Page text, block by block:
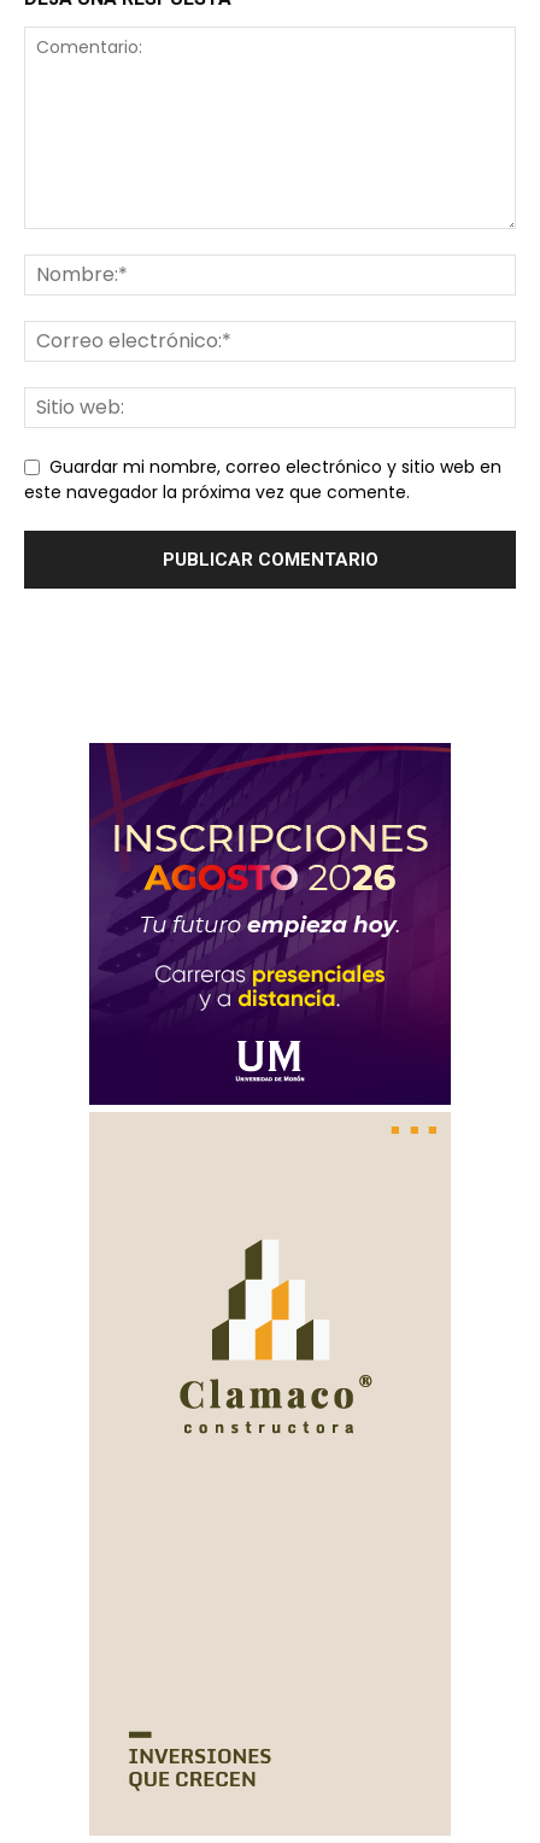
Guardar mi nombre, correo electrónico y sitio web en
este navegador la próxima vez que comente.